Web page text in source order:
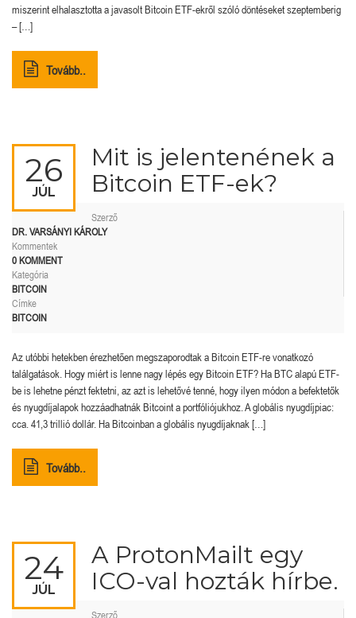
miszerint elhalasztotta a javasolt Bitcoin ETF-ekről szóló döntéseket szeptemberig
– […]
Tovább..
26
JÚL
Mit is jelentenének a
Bitcoin ETF-ek?
Szerző
DR. VARSÁNYI KÁROLY
Kommentek
0 KOMMENT
Kategória
BITCOIN
Címke
BITCOIN
Az utóbbi hetekben érezhetően megszaporodtak a Bitcoin ETF-re vonatkozó
találgatások. Hogy miért is lenne nagy lépés egy Bitcoin ETF? Ha BTC alapú ETF-
be is lehetne pénzt fektetni, az azt is lehetővé tenné, hogy ilyen módon a befektetők
és nyugdíjalapok hozzáadhatnák Bitcoint a portfóliójukhoz. A globális nyugdíjpiac:
cca. 41,3 trillió dollár. Ha Bitcoinban a globális nyugdíjaknak […]
Tovább..
24
JÚL
A ProtonMailt egy
ICO-val hozták hírbe.
Szerző